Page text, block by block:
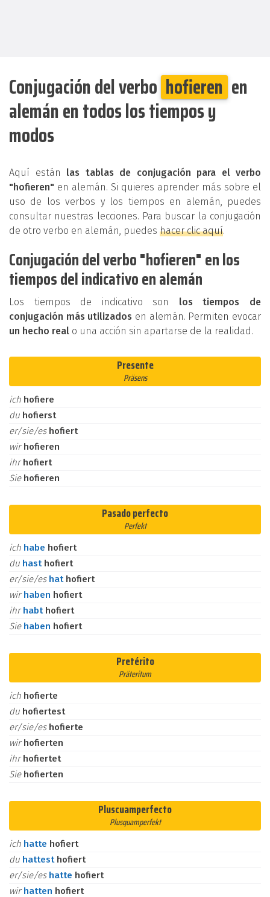
Conjugación del verbo hofieren en
alemán en todos los tiempos y
modos
Aquí están las tablas de conjugación para el verbo
"hofieren" en alemán. Si quieres aprender más sobre el
uso de los verbos y los tiempos en alemán, puedes
consultar nuestras lecciones. Para buscar la conjugación
de otro verbo en alemán, puedes hacer clic aquí.
Conjugación del verbo "hofieren" en los
tiempos del indicativo en alemán
Los tiempos de indicativo son los tiempos de
conjugación más utilizados en alemán. Permiten evocar
un hecho real o una acción sin apartarse de la realidad.
Presente
Präsens
ich hofiere
du hofierst
er/sie/es hofiert
wirhofieren
ihrhofiert
Sie hofieren
Pasado perfecto
Perfekt
ich habe hofiert
du hast hofiert
er/sie/es hat hofiert
wirhaben hofiert
ihrhabt hofiert
Sie haben hofiert
Pretérito
Präteritum
ich hofierte
du hofiertest
er/sie/es hofierte
wirhofierten
ihrhofiertet
Sie hofierten
Pluscuamperfecto
Plusquamperfekt
ich hatte hofiert
du hattest hofiert
er/sie/es hatte hofiert
wirhatten hofiert